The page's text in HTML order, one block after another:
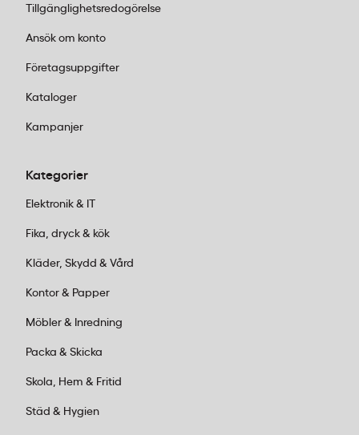
barn, hållbar plast för äldre.
Beställ online eller besök butik
butiker runt om i Sverige.
Lägg ordern före 14:00
Kundservice:
order@kontorab.se
Tillgänglighetsredogörelse
Ansök om konto
Företagsuppgifter
Kataloger
Kampanjer
Kategorier
Elektronik & IT
Fika, dryck & kök
Kläder, Skydd & Vård
Kontor & Papper
Möbler & Inredning
Packa & Skicka
Skola, Hem & Fritid
Städ & Hygien